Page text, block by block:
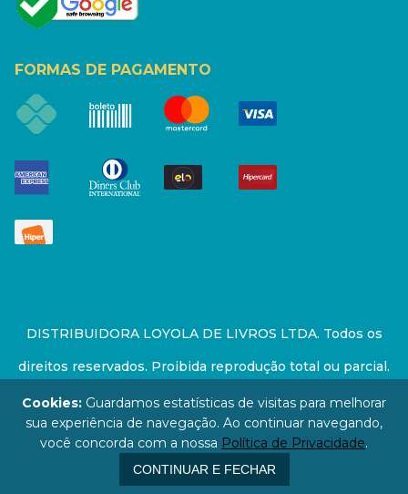
FORMAS DE PAGAMENTO
DISTRIBUIDORA LOYOLA DE LIVROS LTDA. Todos os
direitos reservados. Proibida reprodução total ou parcial.
Preços e estoque sujeito a alterações sem aviso prévio.
67.946.814/0001-94 - LOJA - Rua Senador Feijó - São
Paulo / SP - CEP: 01006-000
Cookies: Guardamos estatísticas de visitas para melhorar
sua experiência de navegação. Ao continuar navegando,
você concorda com a nossa Política de Privacidade.
CONTINUAR E FECHAR